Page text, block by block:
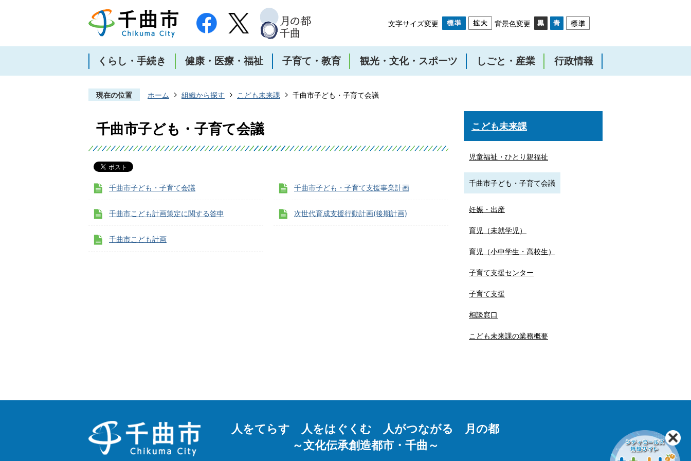
文字サイズ変更 背景色変更
くらし・手続き 健康・医療・福祉 子育て・教育 観光・文化・スポーツ しごと・産業 行政情報
現在の位置 ホーム 組織から探す こども未来課 千曲市子ども・子育て会議
千曲市子ども・子育て会議
千曲市子ども・子育て会議 千曲市子ども・子育て支援事業計画
千曲市こども計画策定に関する答申 次世代育成支援行動計画(後期計画)
千曲市こども計画
こども未来課
児童福祉・ひとり親福祉
千曲市子ども・子育て会議
妊娠・出産
育児（未就学児）
育児（小中学生・高校生）
子育て支援センター
子育て支援
相談窓口
こども未来課の業務概要
千
曲
市
Chikuma
人をてらす 人をはぐくむ 人がつながる 月の都
～文化伝承創造都市・千曲～